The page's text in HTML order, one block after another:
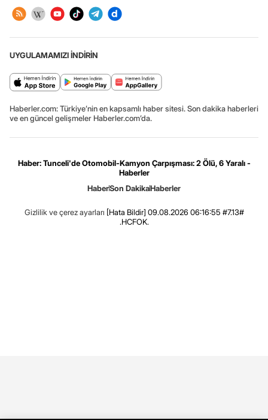
UYGULAMAMIZI İNDİRİN
Haberler.com: Türkiye’nin en kapsamlı haber sitesi. Son dakika haberleri
ve en güncel gelişmeler Haberler.com’da.
Haber: Tunceli'de Otomobil-Kamyon Çarpışması: 2 Ölü, 6 Yaralı -
Haberler
HaberSon DakikaHaberler
Gizlilik ve çerez ayarları [Hata Bildir] 09.08.2026 06:16:55 #7.13#
.HCFOK.